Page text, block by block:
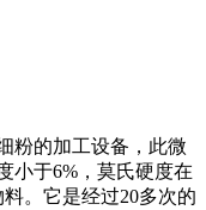
粉的加工设备，此微
小于6%，莫氏硬度在
。它是经过20多次的